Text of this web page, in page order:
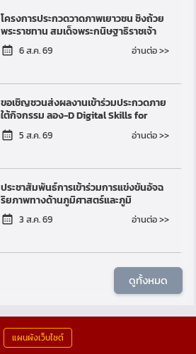
โครงการประกวดวาดภาพเยาวชน ชิงถ้วย
พระราชทาน สมเด็จพระกนิษฐาธิราชเจ้า
กรมสมเด็จพระเทพรัตนราชสุดาฯ สยาม
บรมราชกุมารี ฮอร์ส อ...
6 ส.ค. 69 อ่านต่อ >>
ขอเชิญชวนส่งผลงานเข้าร่วมประกวดภาย
ใต้กิจกรรม ลอง-D Digital Skills for
Better Living
5 ส.ค. 69 อ่านต่อ >>
ประชาสัมพันธ์การเข้าร่วมการแข่งขันอัจฉ
ริยภาพทางด้านภูมิศาสตร์และภูมิ
สารสนเทศแห่งประเทศไทย ระดับ
มัธยมศึกษา ครั้งที่ 3 พ.ศ...
3 ส.ค. 69 อ่านต่อ >>
ดูทั้งหมด
แผนผังเว็บไซต์